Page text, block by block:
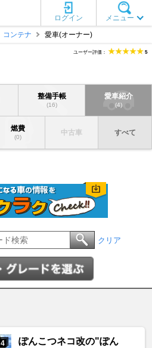
メニュー
ログイン
コンテナ 愛車(オーナー)
ユーザー評価： 5
整備手帳
(16)
愛車紹介
(4)
燃費
(0)
中古車 すべて
クリア
4
ぽんこつネコ改の"ぽん